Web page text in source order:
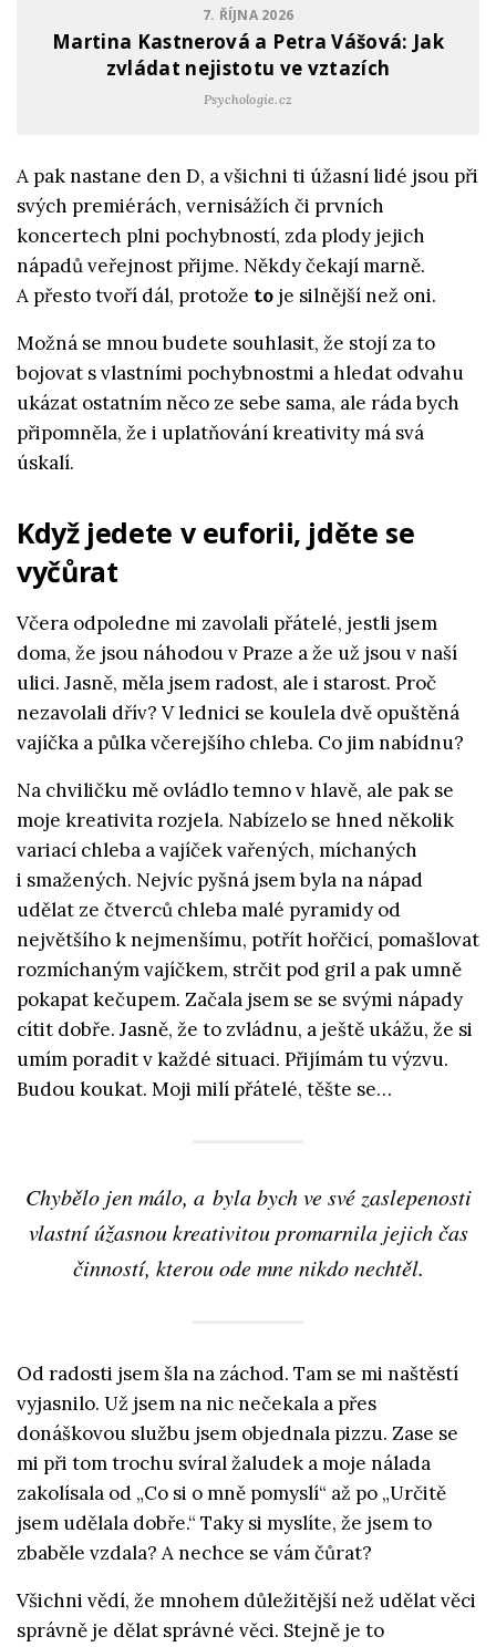
7. ŘÍJNA 2026
Martina Kastnerová a Petra Vášová: Jak
zvládat nejistotu ve vztazích
Psychologie.cz
A pak nastane den D, a všichni ti úžasní lidé jsou při
svých premiérách, vernisážích či prvních
koncertech plni pochybností, zda plody jejich
nápadů veřejnost přijme. Někdy čekají marně.
A přesto tvoří dál, protože to je silnější než oni.
Možná se mnou budete souhlasit, že stojí za to
bojovat s vlastními pochybnostmi a hledat odvahu
ukázat ostatním něco ze sebe sama, ale ráda bych
připomněla, že i uplatňování kreativity má svá
úskalí.
Když jedete v euforii, jděte se
vyčůrat
Včera odpoledne mi zavolali přátelé, jestli jsem
doma, že jsou náhodou v Praze a že už jsou v naší
ulici. Jasně, měla jsem radost, ale i starost. Proč
nezavolali dřív? V lednici se koulela dvě opuštěná
vajíčka a půlka včerejšího chleba. Co jim nabídnu?
Na chviličku mě ovládlo temno v hlavě, ale pak se
moje kreativita rozjela. Nabízelo se hned několik
variací chleba a vajíček vařených, míchaných
i smažených. Nejvíc pyšná jsem byla na nápad
udělat ze čtverců chleba malé pyramidy od
největšího k nejmenšímu, potřít hořčicí, pomašlovat
rozmíchaným vajíčkem, strčit pod gril a pak umně
pokapat kečupem. Začala jsem se se svými nápady
cítit dobře. Jasně, že to zvládnu, a ještě ukážu, že si
umím poradit v každé situaci. Přijímám tu výzvu.
Budou koukat. Moji milí přátelé, těšte se…
Chybělo jen málo, a byla bych ve své zaslepenosti
vlastní úžasnou kreativitou promarnila jejich čas
činností, kterou ode mne nikdo nechtěl.
Od radosti jsem šla na záchod. Tam se mi naštěstí
vyjasnilo. Už jsem na nic nečekala a přes
donáškovou službu jsem objednala pizzu. Zase se
mi při tom trochu svíral žaludek a moje nálada
zakolísala od „Co si o mně pomyslí“ až po „Určitě
jsem udělala dobře.“ Taky si myslíte, že jsem to
zbaběle vzdala? A nechce se vám čůrat?
Všichni vědí, že mnohem důležitější než udělat věci
správně je dělat správné věci. Stejně je to